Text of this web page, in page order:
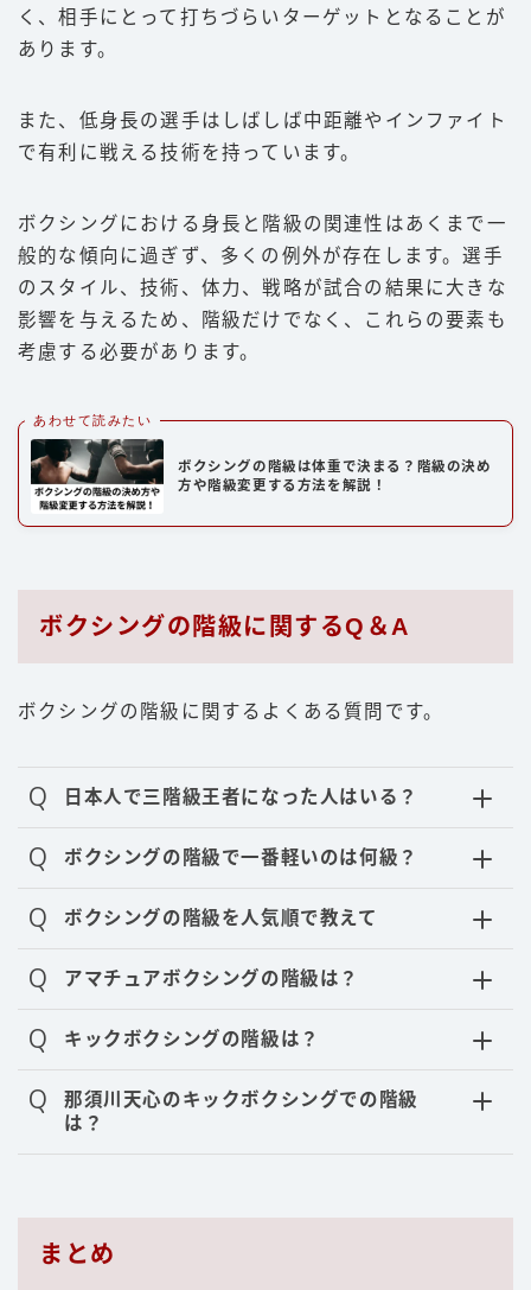
Follow Me
く、相手にとって打ちづらいターゲットとなることが
あります。
また、低身長の選手はしばしば中距離やインファイト
で有利に戦える技術を持っています。
ボクシングにおける身長と階級の関連性はあくまで一
般的な傾向に過ぎず、多くの例外が存在します。選手
のスタイル、技術、体力、戦略が試合の結果に大きな
影響を与えるため、階級だけでなく、これらの要素も
考慮する必要があります。
あわせて読みたい
ボクシングの階級は体重で決まる？階級の決め
方や階級変更する方法を解説！
ボクシングの階級に関するQ＆A
ボクシングの階級に関するよくある質問です。
Q 日本人で三階級王者になった人はいる？
Q ボクシングの階級で一番軽いのは何級？
Q ボクシングの階級を人気順で教えて
Q アマチュアボクシングの階級は？
Q キックボクシングの階級は？
Q
那須川天心のキックボクシングでの階級
は？
まとめ